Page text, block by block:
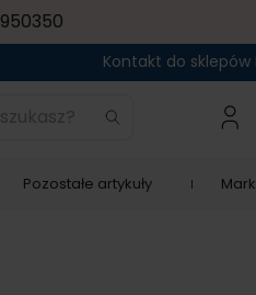
Kontakt do sklepów
Pozostałe artykuły